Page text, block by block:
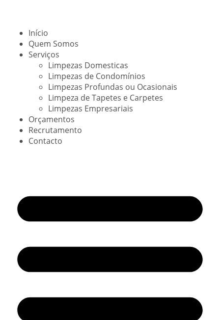
Início
Quem Somos
Serviços
Limpezas Domesticas
Limpezas de Condomínios
Limpezas Profundas ou Ocasionais
Limpeza de Tapetes e Carpetes
Limpezas Empresariais
Orçamentos
Recrutamento
Contacto